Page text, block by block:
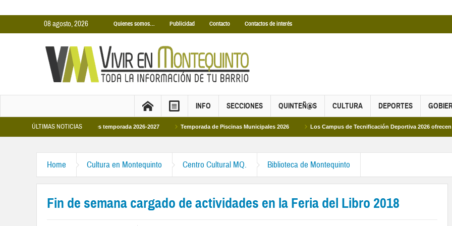
08 agosto, 2026 Quienes somos… Publicidad Contacto Contactos de interés
INFO SECCIONES QUINTEÑ@S CULTURA DEPORTES
ÚLTIMAS NOTICIAS
Cubiertas Municipales temporada 2026-2027 Temporada de Piscinas Municipales 2026 Los Campus de Tecnificación Deportiva 2026 ofrecen cuatro
Home Cultura en Montequinto Centro Cultural MQ. Biblioteca de Montequinto
Fin de semana cargado de actividades en la Feria del Libro 2018